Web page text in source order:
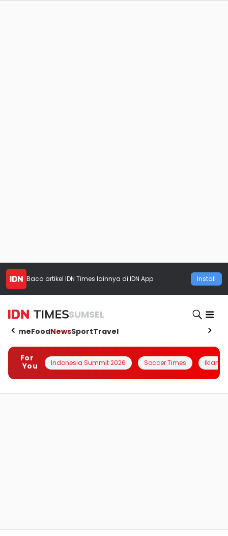
Baca artikel IDN Times lainnya di IDN App Install
SUMSEL
HomeFoodNewsSportTravel
For
You
Indonesia Summit 2026 Soccer Times Iklanin